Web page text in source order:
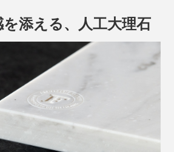
ェを併設
添える、人工大理石